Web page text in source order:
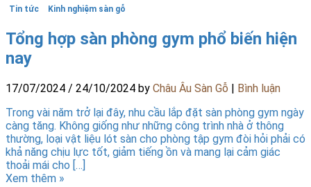
Tin tức Kinh nghiệm sàn gỗ
Tổng hợp sàn phòng gym phổ biến hiện
nay
17/07/2024 / 24/10/2024 by Châu Âu Sàn Gỗ | Bình luận
Trong vài năm trở lại đây, nhu cầu lắp đặt sàn phòng gym ngày
càng tăng. Không giống như những công trình nhà ở thông
thường, loại vật liệu lót sàn cho phòng tập gym đòi hỏi phải có
khả năng chịu lực tốt, giảm tiếng ồn và mang lại cảm giác
thoải mái cho […]
Xem thêm »